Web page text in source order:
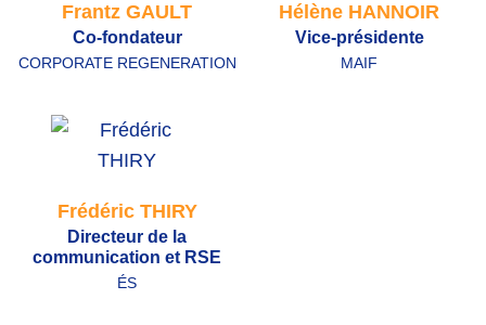
Frantz GAULT
Co-fondateur
CORPORATE REGENERATION
Hélène HANNOIR
Vice-présidente
MAIF
Frédéric THIRY
Directeur de la
communication et RSE
ÉS